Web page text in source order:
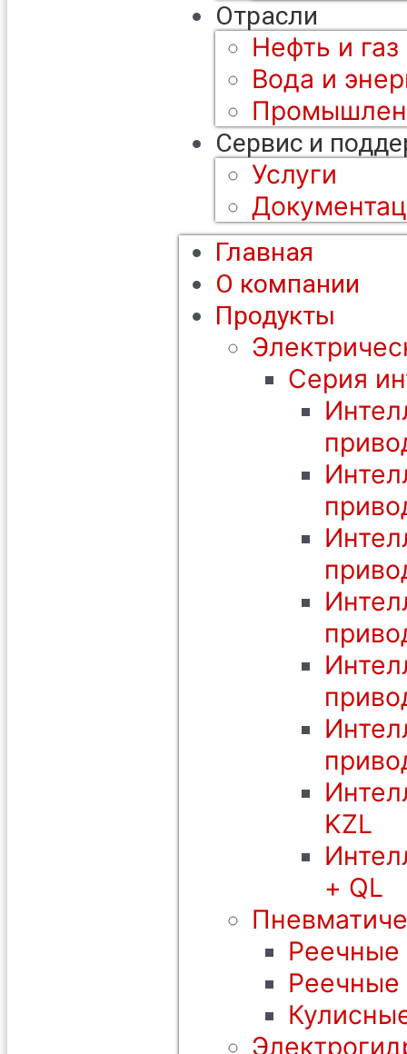
Отрасли
Нефть и газ
Вода и
Сервис и
Услуги
Главная
О компании
Продукты
Серия
KZL
+ QL
Реечные
Реечные